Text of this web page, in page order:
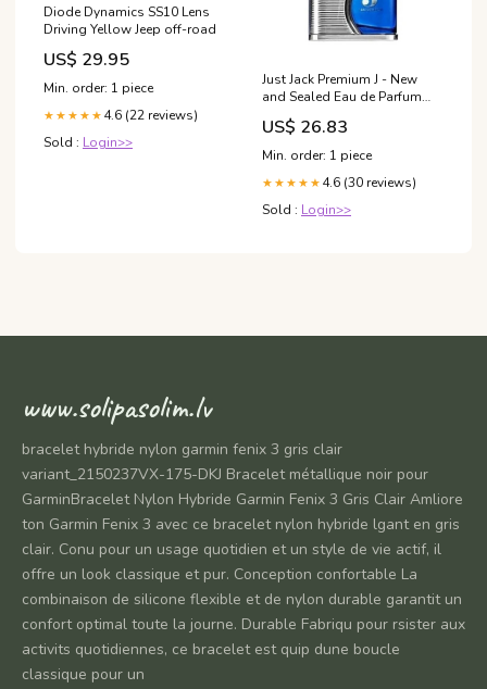
Diode Dynamics SS10 Lens
Driving Yellow Jeep off-road
US$ 29.95
Min. order: 1 piece
★★★★★ 4.6 (22 reviews)
Sold : Login>>
Just Jack Premium J - New
and Sealed Eau de Parfum
(EDP) Homme 100ml Incc®
Für Mercedes-Benz
US$ 26.83
Min. order: 1 piece
★★★★★ 4.6 (30 reviews)
Sold : Login>>
www.solipasolim.lv
bracelet hybride nylon garmin fenix 3 gris clair
variant_2150237VX-175-DKJ Bracelet métallique noir pour
GarminBracelet Nylon Hybride Garmin Fenix 3 Gris Clair Amliore
ton Garmin Fenix 3 avec ce bracelet nylon hybride lgant en gris
clair. Conu pour un usage quotidien et un style de vie actif, il
offre un look classique et pur. Conception confortable La
combinaison de silicone flexible et de nylon durable garantit un
confort optimal toute la journe. Durable Fabriqu pour rsister aux
activits quotidiennes, ce bracelet est quip dune boucle
classique pour un